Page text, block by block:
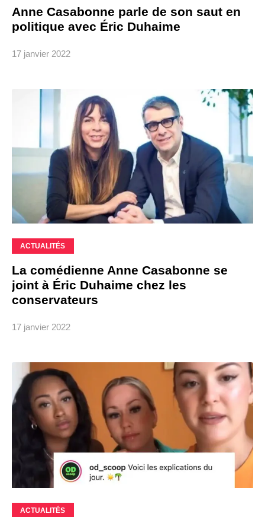
Anne Casabonne parle de son saut en
politique avec Éric Duhaime
17 janvier 2022
ACTUALITÉS
La comédienne Anne Casabonne se
joint à Éric Duhaime chez les
conservateurs
17 janvier 2022
ACTUALITÉS